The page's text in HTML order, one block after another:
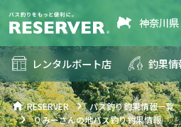
神奈川県
レンタルボート店 釣果情
RESERVER
バス釣り釣果情報一覧
りみーさんの地バス釣り釣果情報